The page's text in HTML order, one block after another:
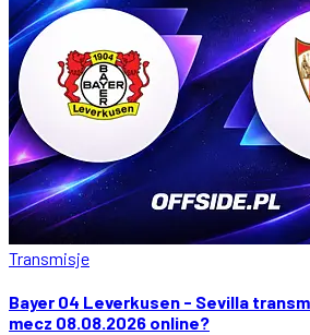
Transmisje
Bayer 04 Leverkusen - Sevilla
mecz 08.08.2026 online?